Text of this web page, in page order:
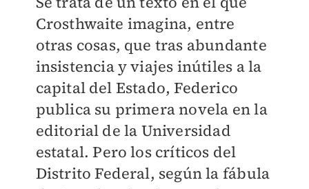
Crosthwaite imagina, entre
otras cosas, que tras abundante
insistencia y viajes inútiles a la
capital del Estado, Federico
publica su primera novela en la
editorial de la Universidad
estatal. Pero los críticos del
Distrito Federal, según la fábula